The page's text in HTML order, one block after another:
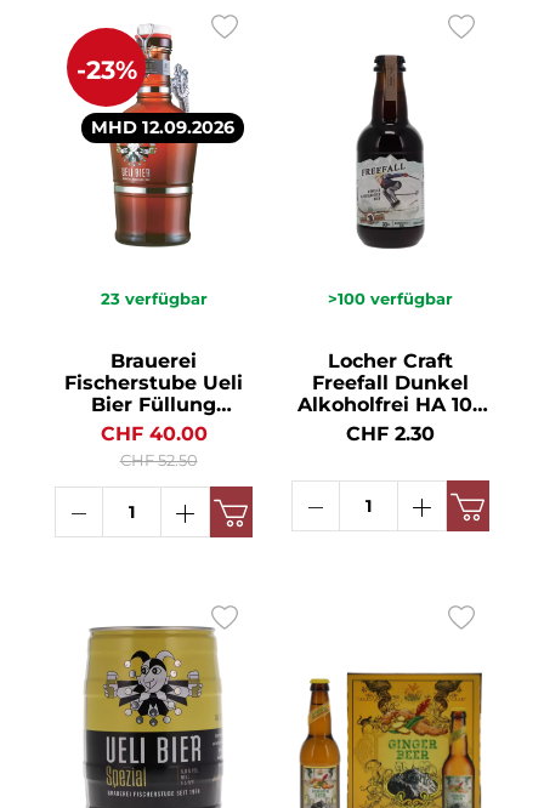
-23%
MHD 12.09.2026
23 verfügbar
Brauerei
Fischerstube Ueli
Bier Füllung
Reverenz spezial
inkl. Karaffe 5.2° 2l
CHF 40.00
CHF 52.50
>100 verfügbar
Locher Craft
Freefall Dunkel
Alkoholfrei HA 10x
MW 0.05° 33cl
CHF 2.30